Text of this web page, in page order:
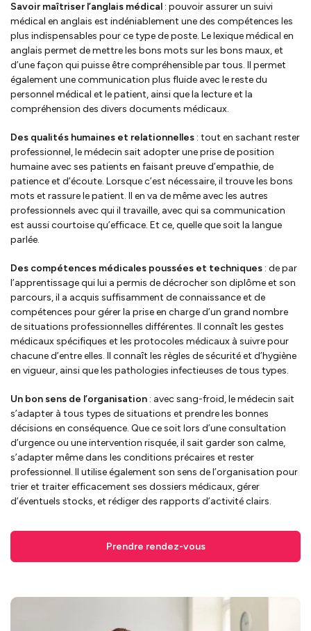
Savoir maîtriser l’anglais médical : pouvoir assurer un suivi
médical en anglais est indéniablement une des compétences les
plus indispensables pour ce type de poste. Le lexique médical en
anglais permet de mettre les bons mots sur les bons maux, et
d’une façon qui puisse être compréhensible par tous. Il permet
également une communication plus fluide avec le reste du
personnel médical et le patient, ainsi que la lecture et la
compréhension des divers documents médicaux.
Des qualités humaines et relationnelles : tout en sachant rester
professionnel, le médecin sait adopter une prise de position
humaine avec ses patients en faisant preuve d’empathie, de
patience et d’écoute. Lorsque c’est nécessaire, il trouve les bons
mots et rassure le patient. Il en va de même avec les autres
professionnels avec qui il travaille, avec qui sa communication
est aussi courtoise qu’efficace. Et ce, quelle que soit la langue
parlée.
Des compétences médicales poussées et techniques : de par
l’apprentissage qui lui a permis de décrocher son diplôme et son
parcours, il a acquis suffisamment de connaissance et de
compétences pour gérer la prise en charge d’un grand nombre
de situations professionnelles différentes. Il connaît les gestes
médicaux spécifiques et les protocoles médicaux à suivre pour
chacune d’entre elles. Il connaît les règles de sécurité et d’hygiène
en vigueur, ainsi que les pathologies infectieuses de tous types.
Un bon sens de l’organisation : avec sang-froid, le médecin sait
s’adapter à tous types de situations et prendre les bonnes
décisions en conséquence. Que ce soit lors d’une consultation
d’urgence ou une intervention risquée, il sait garder son calme,
s’adapter même dans les conditions précaires et rester
professionnel. Il utilise également son sens de l’organisation pour
trier et traiter efficacement ses dossiers médicaux, gérer
d’éventuels stocks, et rédiger des rapports d’activité clairs.
Prendre rendez-vous